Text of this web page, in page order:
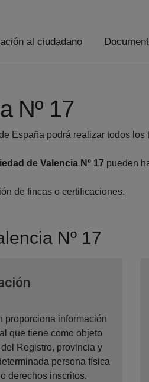
al ciudadano
Nº 17
España podrá realizar todos los
de Valencia Nº 17 pueden
de fincas o certificaciones.
Nº 17
Ventana nueva
proporciona información
que tiene como objeto
Registro, provincia y
persona física
derechos inscritos.